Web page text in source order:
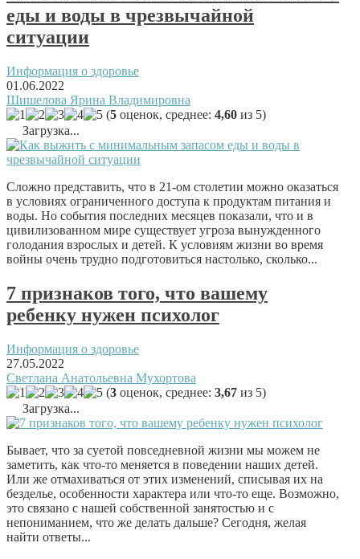
еды и воды в чрезвычайной
ситуации
Информация о здоровье
01.06.2022
Шишелова Ярина Владимировна
(5 оценок, среднее: 4,60 из 5)
Загрузка...
Сложно представить, что в 21-ом столетии можно оказаться
в условиях ограниченного доступа к продуктам питания и
воды. Но события последних месяцев показали, что и в
цивилизованном мире существует угроза вынужденного
голодания взрослых и детей. К условиям жизни во время
войны очень трудно подготовиться настолько, сколько...
7 признаков того, что вашему
ребенку нужен психолог
Информация о здоровье
27.05.2022
Светлана Анатольевна Мухортова
(3 оценок, среднее: 3,67 из 5)
Загрузка...
Бывает, что за суетой повседневной жизни мы можем не
заметить, как что-то меняется в поведении наших детей.
Или же отмахиваться от этих изменений, списывая их на
безделье, особенности характера или что-то еще. Возможно,
это связано с нашей собственной занятостью и с
непониманием, что же делать дальше? Сегодня, желая
найти ответы...